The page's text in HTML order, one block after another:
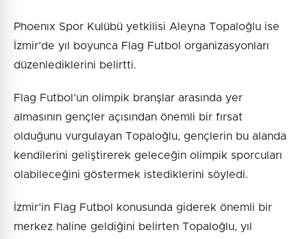
Phoenıx Spor Kulübü yetkilisi Aleyna Topaloğlu ise
İzmir’de yıl boyunca Flag Futbol organizasyonları
düzenlediklerini belirtti.
Flag Futbol’un olimpik branşlar arasında yer
almasının gençler açısından önemli bir fırsat
olduğunu vurgulayan Topaloğlu, gençlerin bu alanda
kendilerini geliştirerek geleceğin olimpik sporcuları
olabileceğini göstermek istediklerini söyledi.
İzmir’in Flag Futbol konusunda giderek önemli bir
merkez haline geldiğini belirten Topaloğlu, yıl